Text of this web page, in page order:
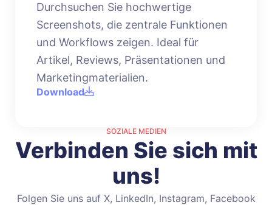
Durchsuchen Sie hochwertige
Screenshots, die zentrale Funktionen
und Workflows zeigen. Ideal für
Artikel, Reviews, Präsentationen und
Marketingmaterialien.
Download
SOZIALE MEDIEN
Verbinden Sie sich mit
uns!
Folgen Sie uns auf X, LinkedIn, Instagram, Facebook